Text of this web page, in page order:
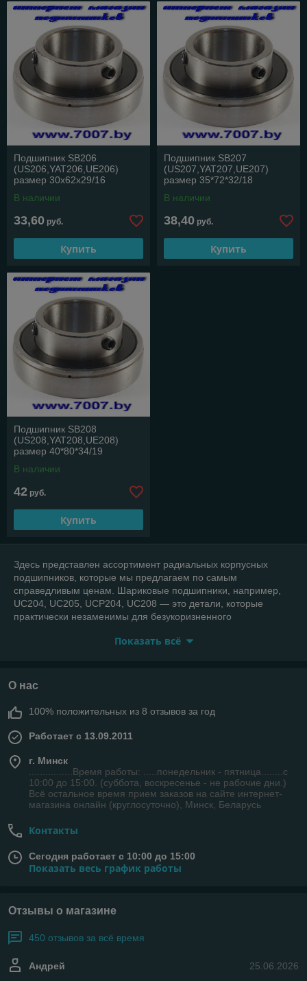
P F FC
PA FL
T
Подшипник SB206
(US206,YAT206,UE206)
размер 30x62x29/16
В наличии
33,60 руб.
Купить
Подшипник SB207
(US207,YAT207,UE207)
размер 35*72*32/18
В наличии
38,40 руб.
Купить
Подшипник SB208
(US208,YAT208,UE208)
размер 40*80*34/19
В наличии
42 руб.
Купить
Здесь представлен ассортимент радиальных корпусных
подшипников, которые мы предлагаем по самым
справедливым ценам. Шариковые подшипники, например,
UC204, UC205, UCP204, UC208 — это детали, которые
практически незаменимы для безукоризненного
различного пищевого, строительного, производственного
для компенсации начальных перекосов средних размеров,
устанавливают в специальные подшипниковые узлы.
Радиальные шариковые подшипники UC
маркировкой UC имеют форму, близкую к сферической,
которая позволяет компенсировать перекосы и выносить
нагрузки радиального характера. Их часто используют в
системах конвейеров.
Показать всё
О нас
100% положительных из 8 отзывов за год
Работает с 13.09.2011
г. Минск
................Время работы: .....понедельник - пятница........с
10:00 до 15:00. (суббота, воскресенье - не рабочие дни.)
Всё остальное время прием заказов на сайте интернет-
магазина онлайн (круглосуточно), Минск, Беларусь
Контакты
Сегодня работает с 10:00 до 15:00
Показать весь график работы
Отзывы о магазине
450 отзывов за всё время
25.06.2026
Андрей